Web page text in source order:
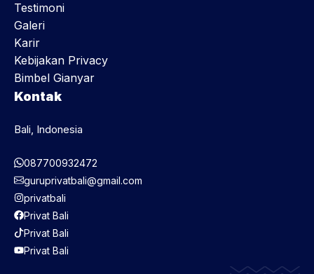
Testimoni
Galeri
Karir
Kebijakan Privacy
Bimbel Gianyar
Kontak
Bali, Indonesia
087700932472
guruprivatbali@gmail.com
privatbali
Privat Bali
Privat Bali
Privat Bali